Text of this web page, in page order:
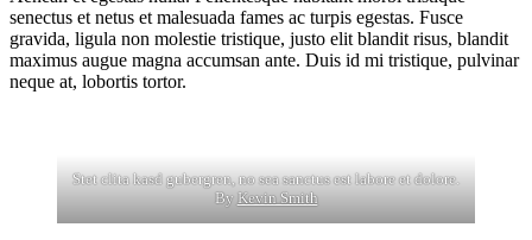
senectus et netus et malesuada fames ac turpis egestas. Fusce
gravida, ligula non molestie tristique, justo elit blandit risus, blandit
maximus augue magna accumsan ante. Duis id mi tristique, pulvinar
neque at, lobortis tortor.
Stet clita kasd gubergren, no sea sanctus est labore et dolore.
By Kevin Smith